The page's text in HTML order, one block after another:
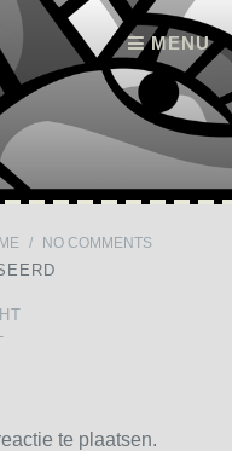
MENU
/ NO COMMENTS
te plaatsen.